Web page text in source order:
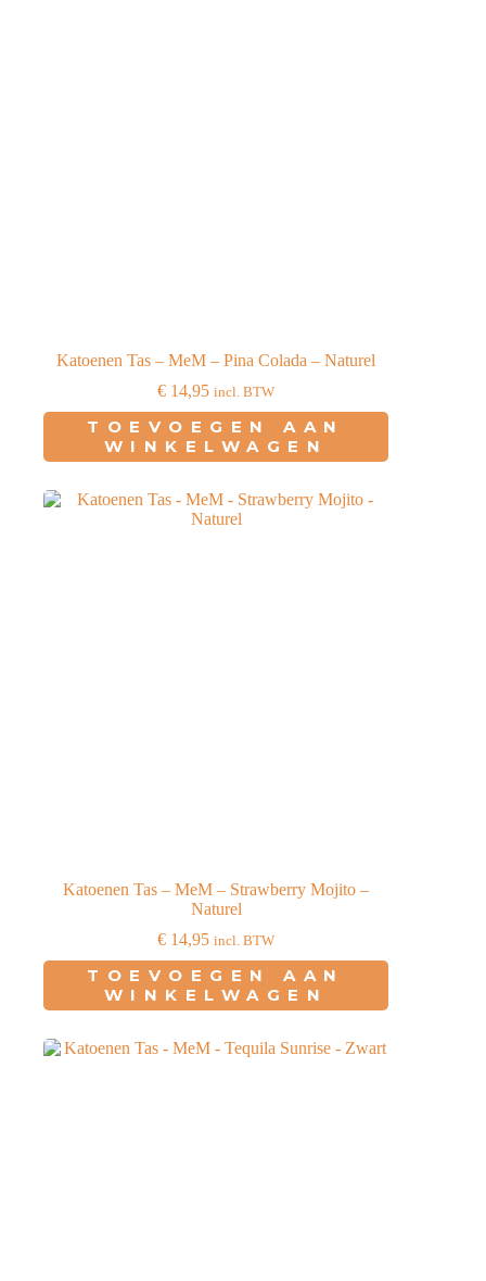
Katoenen Tas – MeM – Pina Colada – Naturel
€ 14,95 incl. BTW
TOEVOEGEN AAN
WINKELWAGEN
Katoenen Tas – MeM – Strawberry Mojito –
Naturel
€ 14,95 incl. BTW
TOEVOEGEN AAN
WINKELWAGEN